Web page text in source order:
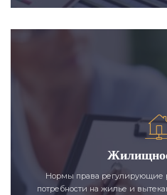
Нормы права регулирующие
потребности на жилье и